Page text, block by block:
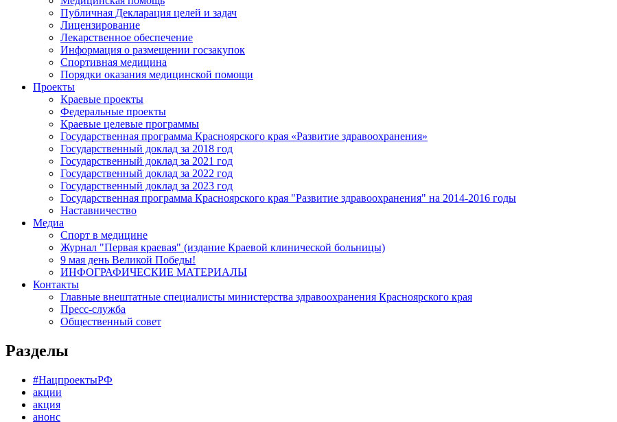
Публичная Декларация целей и задач
Лицензирование
Лекарственное обеспечение
Информация о размещении госзакупок
Спортивная медицина
Порядки оказания медицинской помощи
Проекты
Краевые проекты
Федеральные проекты
Краевые целевые программы
Государственная программа Красноярского края «Развитие здравоохранения»
Государственный доклад за 2018 год
Государственный доклад за 2021 год
Государственный доклад за 2022 год
Государственный доклад за 2023 год
Государственная программа Красноярского края "Развитие здравоохранения" на 2014-2016 годы
Наставничество
Медиа
Спорт в медицине
Журнал "Первая краевая" (издание Краевой клинической больницы)
9 мая день Великой Победы!
ИНФОГРАФИЧЕСКИЕ МАТЕРИАЛЫ
Контакты
Главные внештатные специалисты министерства здравоохранения Красноярского края
Пресс-служба
Общественный совет
Разделы
#НацпроектыРФ
акции
акция
анонс